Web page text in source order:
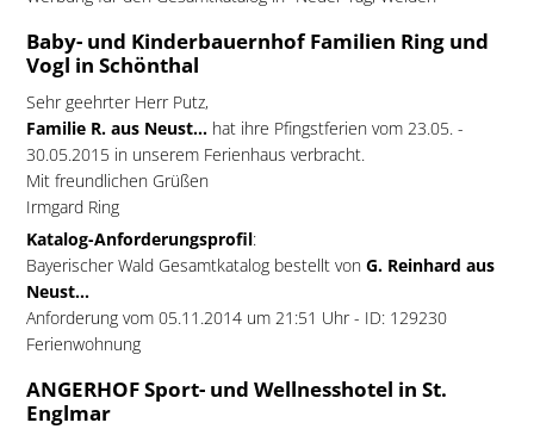
Baby- und Kinderbauernhof Familien Ring und
Vogl in Schönthal
Sehr geehrter Herr Putz,
Familie R. aus Neust...hat ihre Pfingstferien vom 23.05. -
30.05.2015 in unserem Ferienhaus verbracht.
Mit freundlichen Grüßen
Irmgard Ring
Katalog-Anforderungsprofil:
Bayerischer Wald Gesamtkatalog bestellt von G. Reinhard aus
Neust...
Anforderung vom 05.11.2014 um 21:51 Uhr - ID: 129230
Ferienwohnung
ANGERHOF Sport- und Wellnesshotel in St.
Englmar